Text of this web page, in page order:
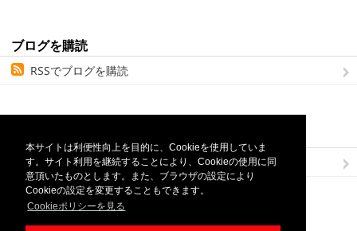
本サイトは利便性向上を目的に、Cookieを使用していま
す。サイト利用を継続することにより、Cookieの使用に同
意頂いたものとします。また、ブラウザの設定により
Cookieの設定を変更することもできます。
Cookieポリシーを見る
ブログを購読
RSSでブログを購読
つなぐ本舗